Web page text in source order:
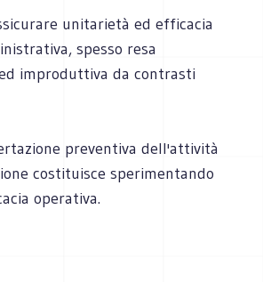
unitarietà ed efficacia
spesso resa
improduttiva da contrasti
preventiva dell'attività
costituisce sperimentando
operativa.